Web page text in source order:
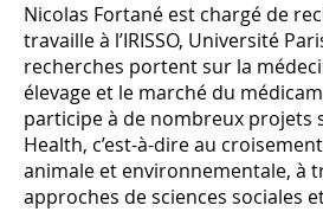
Nicolas Fortané est chargé de
travaille à l’IRISSO, Université
recherches portent sur la
élevage et le marché du
participe à de nombreux projets
Health, c’est-à-dire au
animale et environnementale, à
approches de sciences sociales